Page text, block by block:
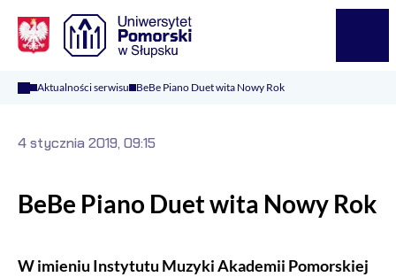
Aktualności serwisu BeBe Piano Duet wita Nowy Rok
BeBe Piano Duet wita Nowy Rok
W imieniu Instytutu Muzyki Akademii Pomorskiej
4 stycznia 2019, 09:15